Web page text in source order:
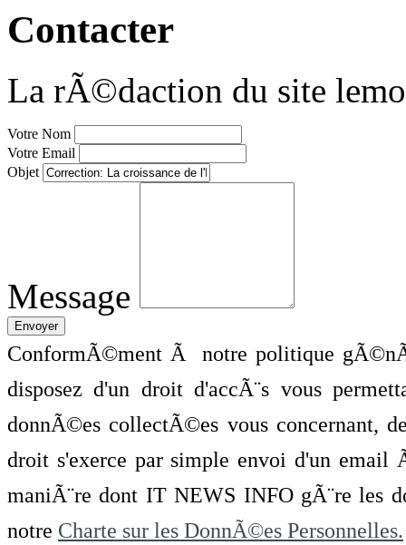
Contacter
La rÃ©daction du site
Votre Nom
Votre Email
Objet
Message
ConformÃ©ment Ã notre politique
disposez d'un droit d'accÃ¨s vous
donnÃ©es collectÃ©es vous concernant,
droit s'exerce par simple envoi d'un
maniÃ¨re dont IT NEWS INFO gÃ¨re les
notre Charte sur les DonnÃ©es Personnelles.